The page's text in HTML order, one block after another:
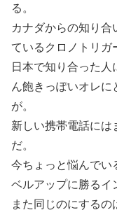
る。
カナダからの知り合
ているクロノトリガ
日本で知り合った
ん飽きっぽいオレに
が。
新しい携帯電話には
だ。
今ちょっと悩んでい
ベルアップに勝るイ
また同じのにする